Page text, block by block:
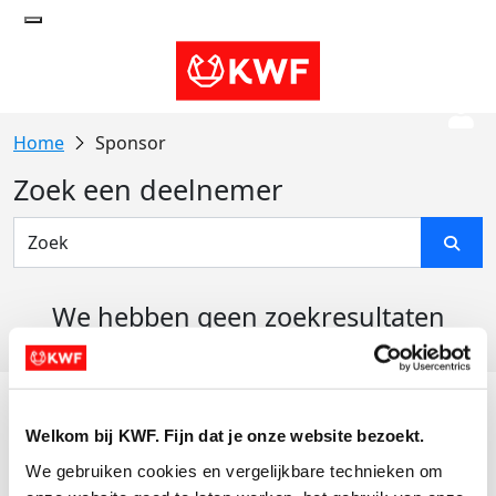
Welkom bij KWF. Fijn dat je onze website bezoekt.
We gebruiken cookies en vergelijkbare technieken om
Sponsor
Zoek een deelnemer
We hebben geen zoekresultaten
Actiematerialen
Evenementen